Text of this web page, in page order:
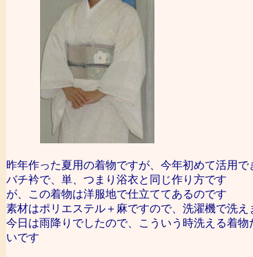
昨年作った夏用の着物ですが、今年初めて活用で
バチ衿で、単、つまり浴衣と同じ作り方です
が、この着物は洋服地で仕立ててあるのです
素材はポリエステル＋麻ですので、洗濯機で洗え
今日は雨降りでしたので、こういう時洗える着
いです